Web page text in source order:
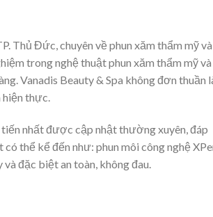
Thủ Đức, chuyên về phun xăm thẩm mỹ và
trong nghệ thuật phun xăm thẩm mỹ và
Vanadis Beauty & Spa không đơn thuần
thực.
tiến nhất được cập nhật thường xuyên, đáp
thể kể đến như: phun môi công nghệ
đặc biệt an toàn, không đau.